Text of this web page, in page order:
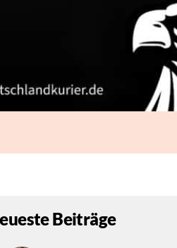
Beiträge